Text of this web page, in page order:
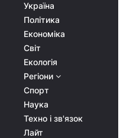
Україна
Політика
Економіка
Світ
Екологія
Регіони
Спорт
Наука
Техно і зв'язок
Лайт